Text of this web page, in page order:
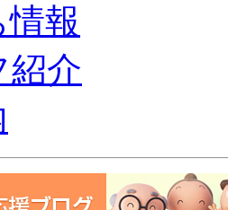
報
紹介